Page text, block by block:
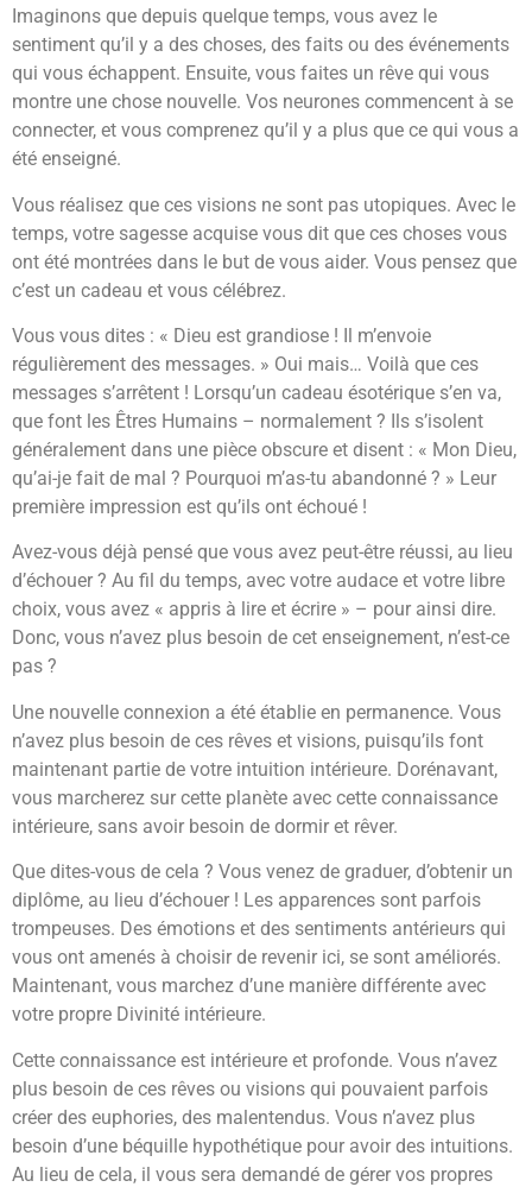
Imaginons que depuis quelque temps, vous avez le
sentiment qu’il y a des choses, des faits ou des événements
qui vous échappent. Ensuite, vous faites un rêve qui vous
montre une chose nouvelle. Vos neurones commencent à se
connecter, et vous comprenez qu’il y a plus que ce qui vous a
été enseigné.
Vous réalisez que ces visions ne sont pas utopiques. Avec le
temps, votre sagesse acquise vous dit que ces choses vous
ont été montrées dans le but de vous aider. Vous pensez que
c’est un cadeau et vous célébrez.
Vous vous dites : « Dieu est grandiose ! Il m’envoie
régulièrement des messages. » Oui mais… Voilà que ces
messages s’arrêtent ! Lorsqu’un cadeau ésotérique s’en va,
que font les Êtres Humains – normalement ? Ils s’isolent
généralement dans une pièce obscure et disent : « Mon Dieu,
qu’ai-je fait de mal ? Pourquoi m’as-tu abandonné ? » Leur
première impression est qu’ils ont échoué !
Avez-vous déjà pensé que vous avez peut-être réussi, au lieu
d’échouer ? Au fil du temps, avec votre audace et votre libre
choix, vous avez « appris à lire et écrire » – pour ainsi dire.
Donc, vous n’avez plus besoin de cet enseignement, n’est-ce
pas ?
Une nouvelle connexion a été établie en permanence. Vous
n’avez plus besoin de ces rêves et visions, puisqu’ils font
maintenant partie de votre intuition intérieure. Dorénavant,
vous marcherez sur cette planète avec cette connaissance
intérieure, sans avoir besoin de dormir et rêver.
Que dites-vous de cela ? Vous venez de graduer, d’obtenir un
diplôme, au lieu d’échouer ! Les apparences sont parfois
trompeuses. Des émotions et des sentiments antérieurs qui
vous ont amenés à choisir de revenir ici, se sont améliorés.
Maintenant, vous marchez d’une manière différente avec
votre propre Divinité intérieure.
Cette connaissance est intérieure et profonde. Vous n’avez
plus besoin de ces rêves ou visions qui pouvaient parfois
créer des euphories, des malentendus. Vous n’avez plus
besoin d’une béquille hypothétique pour avoir des intuitions.
Au lieu de cela, il vous sera demandé de gérer vos propres